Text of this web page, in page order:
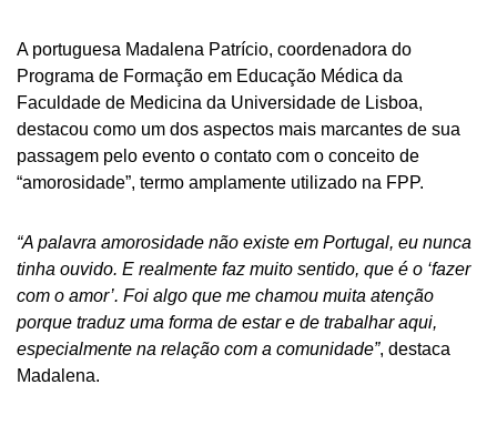
A portuguesa Madalena Patrício, coordenadora do
Programa de Formação em Educação Médica da
Faculdade de Medicina da Universidade de Lisboa,
destacou como um dos aspectos mais marcantes de sua
passagem pelo evento o contato com o conceito de
“amorosidade”, termo amplamente utilizado na FPP.
“A palavra amorosidade não existe em Portugal, eu nunca
tinha ouvido. E realmente faz muito sentido, que é o ‘fazer
com o amor’. Foi algo que me chamou muita atenção
porque traduz uma forma de estar e de trabalhar aqui,
especialmente na relação com a comunidade”, destaca
Madalena.